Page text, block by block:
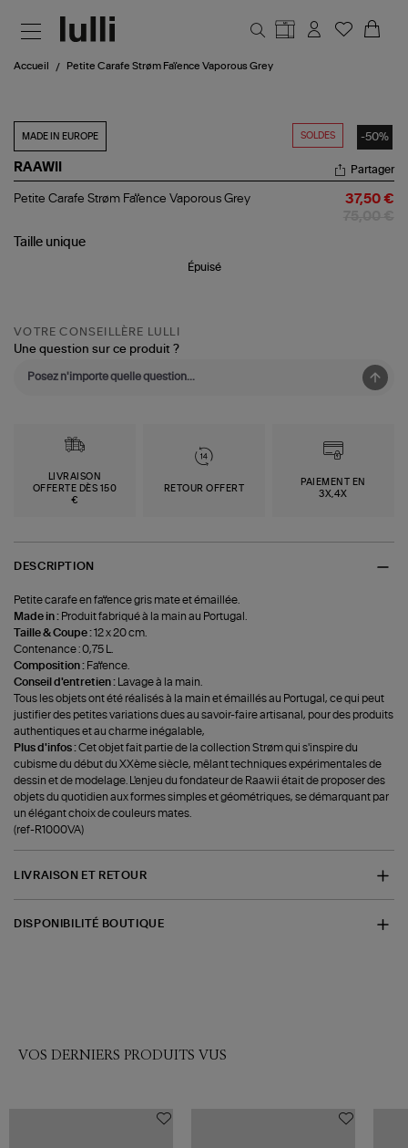
Accueil Petite Carafe Strøm Faïence Vaporous Grey
SOLDES -50%
MADE IN EUROPE
RAAWII
Petite
Faïence
Partager
Petite Carafe Strøm Faïence Vaporous Grey 37,50 €
Taille unique
Épuisé
VOTRE CONSEILLÈRE LULLI
Une question sur ce produit ?
LIVRAISON
OFFERTE DÈS 150
€
RETOUR OFFERT
PAIEMENT EN
3X,4X
DESCRIPTION
Petite carafe en faïence gris mate et émaillée.
Made in : Produit fabriqué à la main au Portugal.
Taille & Coupe :12 x 20 cm.
Contenance : 0,75 L.
Composition : Faïence.
Conseil d'entretien :
Lavage à la main.
Tous les objets ont été réalisés à la main et émaillés au Portugal, ce qui peut
justifier des petites variations dues au savoir-faire artisanal, pour des produits
authentiques et au charme inégalable,
Plus d'infos :Cet objet fait partie de la collection Strøm qui s'inspire du
cubisme du début du XXème siècle, mêlant techniques expérimentales de
dessin et de modelage. L'enjeu du fondateur de Raawii était de proposer des
objets du quotidien aux formes simples et géométriques, se démarquant par
un élégant choix de couleurs mates.
(ref-R1000VA)
LIVRAISON ET RETOUR
DISPONIBILITÉ BOUTIQUE
VOS DERNIERS PRODUITS VUS